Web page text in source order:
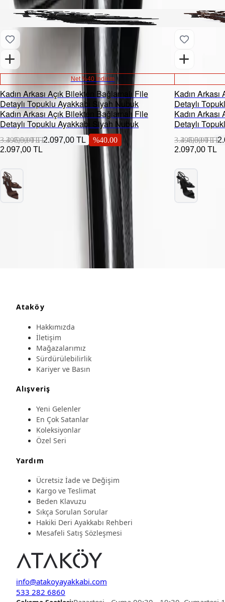
Net %40 İndirim
Kadın Arkası Açık Bilekten Bağlamalı File
Detaylı Topuklu Ayakkabı Siyah Nubuk
Kadın Arkası Açık Bilekten Bağlamalı File
Detaylı Topuklu Ayakkabı Siyah Nubuk
3.495,00 TL 2.097,00 TL %40.00
2.097,00 TL
3.495,00 TL
Kadın
Detaylı
Kadın
Detaylı
3.495,00 TL
2.097,00 TL
3.495,00 TL
Ataköy
Hakkımızda
İletişim
Mağazalarımız
Sürdürülebilirlik
Kariyer ve Basın
Alışveriş
Yeni Gelenler
En Çok Satanlar
Koleksiyonlar
Özel Seri
Yardım
Ücretsiz İade ve Değişim
Kargo ve Teslimat
Beden Klavuzu
Sıkça Sorulan Sorular
Hakiki Deri Ayakkabı Rehberi
Mesafeli Satış Sözleşmesi
info@atakoyayakkabi.com
533 282 6860